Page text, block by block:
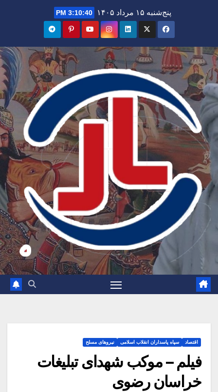
پنج‌شنبه ۱۵ مرداد ۱۴۰۵ 3:10:42 PM
اقتصاد سپاه پاسداران انقلاب اسلامی نیروهای مسلح
فیلم – موکب شهدای تبلیغات
خراسان رضوی